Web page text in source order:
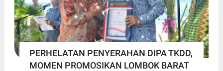
PERHELATAN PENYERAHAN DIPA TKDD,
MOMEN PROMOSIKAN LOMBOK BARAT